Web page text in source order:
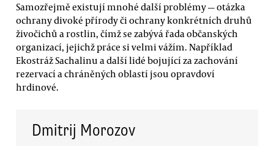
Samozřejmě existují mnohé další problémy — otázka
ochrany divoké přírody či ochrany konkrétních druhů
živočichů a rostlin, čímž se zabývá řada občanských
organizací, jejichž práce si velmi vážím. Například
Ekostráž Sachalinu a další lidé bojující za zachování
rezervací a chráněných oblastí jsou opravdoví
hrdinové.
Dmitrij Morozov